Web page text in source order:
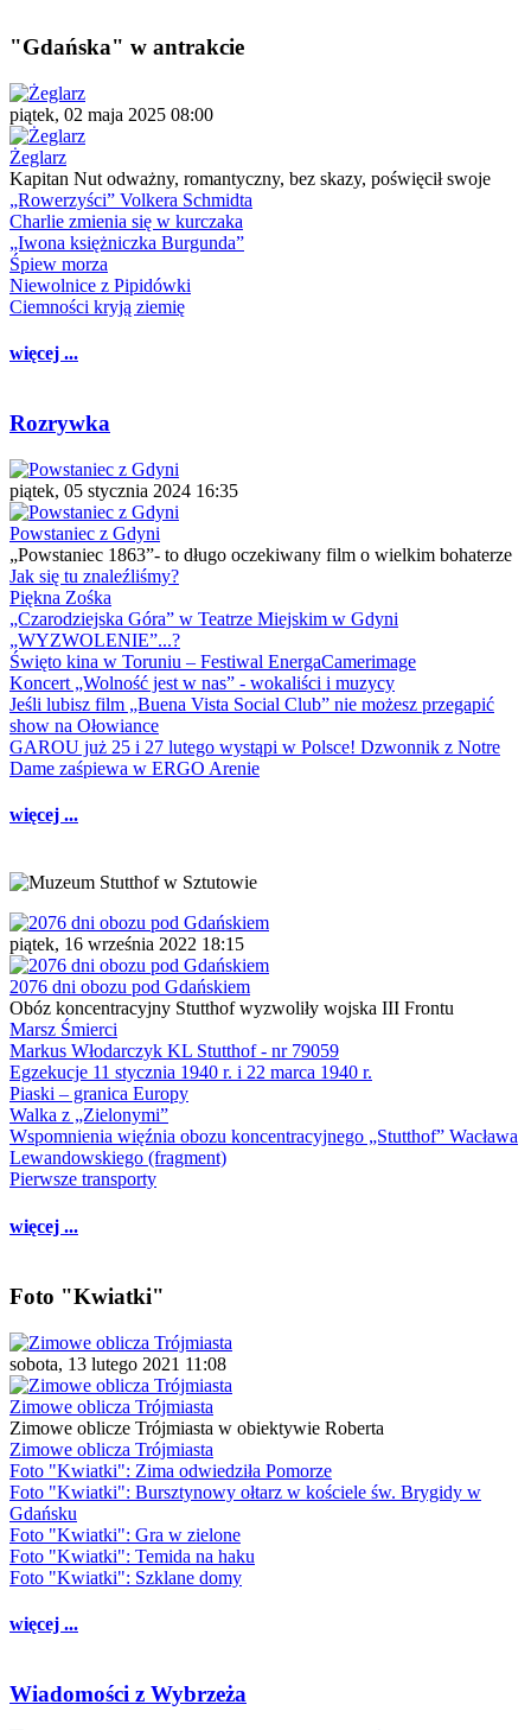
"Gdańska" w antrakcie
piątek, 02 maja 2025 08:00
Żeglarz
Kapitan Nut odważny, romantyczny, bez skazy, poświęcił swoje
„Rowerzyści” Volkera Schmidta
Charlie zmienia się w kurczaka
„Iwona księżniczka Burgunda”
Śpiew morza
Niewolnice z Pipidówki
Ciemności kryją ziemię
więcej ...
Rozrywka
piątek, 05 stycznia 2024 16:35
Powstaniec z Gdyni
„Powstaniec 1863”- to długo oczekiwany film o wielkim bohaterze
Jak się tu znaleźliśmy?
Piękna Zośka
„Czarodziejska Góra” w Teatrze Miejskim w Gdyni
„WYZWOLENIE”...?
Święto kina w Toruniu – Festiwal EnergaCamerimage
Koncert „Wolność jest w nas” - wokaliści i muzycy
Jeśli lubisz film „Buena Vista Social Club” nie możesz przegapić
show na Ołowiance
GAROU już 25 i 27 lutego wystąpi w Polsce! Dzwonnik z Notre
Dame zaśpiewa w ERGO Arenie
więcej ...
piątek, 16 września 2022 18:15
2076 dni obozu pod Gdańskiem
Obóz koncentracyjny Stutthof wyzwoliły wojska III Frontu
Marsz Śmierci
Markus Włodarczyk KL Stutthof - nr 79059
Egzekucje 11 stycznia 1940 r. i 22 marca 1940 r.
Piaski – granica Europy
Walka z „Zielonymi”
Wspomnienia więźnia obozu koncentracyjnego „Stutthof” Wacława
Lewandowskiego (fragment)
Pierwsze transporty
więcej ...
Foto "Kwiatki"
sobota, 13 lutego 2021 11:08
Zimowe oblicza Trójmiasta
Zimowe oblicze Trójmiasta w obiektywie Roberta
Zimowe oblicza Trójmiasta
Foto "Kwiatki": Zima odwiedziła Pomorze
Foto "Kwiatki": Bursztynowy ołtarz w kościele św. Brygidy w
Gdańsku
Foto "Kwiatki": Gra w zielone
Foto "Kwiatki": Temida na haku
Foto "Kwiatki": Szklane domy
więcej ...
Wiadomości z Wybrzeża